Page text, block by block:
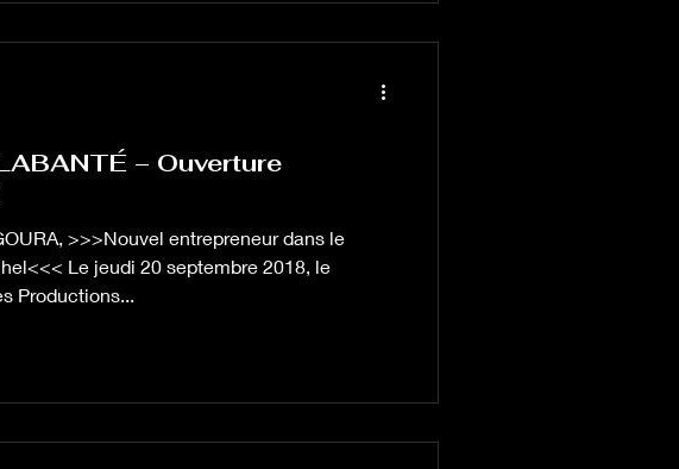
– Ouverture
>>>Nouvel entrepreneur dans le
Le jeudi 20 septembre 2018, le
Productions...